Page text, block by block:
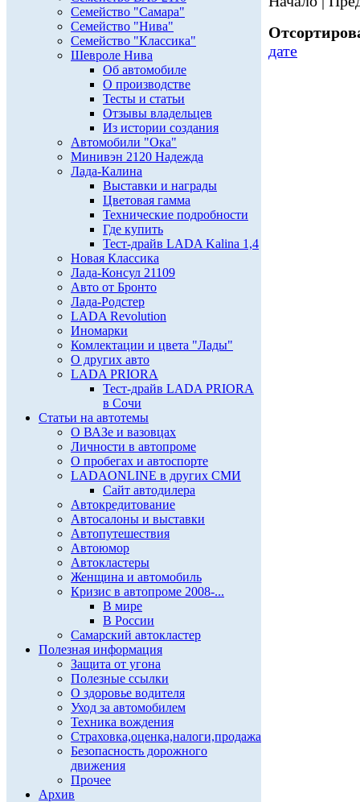
Семейство "Самара"
Семейство "Нива"
Семейство "Классика"
Шевроле Нива
Об автомобиле
О производстве
Тесты и статьи
Отзывы владельцев
Из истории создания
Автомобили "Ока"
Минивэн 2120 Надежда
Лада-Калина
Выставки и награды
Цветовая гамма
Технические подробности
Где купить
Тест-драйв LADA Kalina 1,4
Новая Классика
Лада-Консул 21109
Авто от Бронто
Лада-Родстер
LADA Revolution
Иномарки
Комлектации и цвета "Лады"
О других авто
LADA PRIORA
Тест-драйв LADA PRIORA
в Сочи
Статьи на автотемы
О ВАЗе и вазовцах
Личности в автопроме
О пробегах и автоспорте
LADAONLINE в других СМИ
Сайт автодилера
Автокредитование
Автосалоны и выставки
Автопутешествия
Автоюмор
Автокластеры
Женщина и автомобиль
Кризис в автопроме 2008-...
В мире
В России
Самарский автокластер
Полезная информация
Защита от угона
Полезные ссылки
О здоровье водителя
Уход за автомобилем
Техника вождения
Страховка,оценка,налоги,продажа
Безопасность дорожного
движения
Прочее
Архив
дате